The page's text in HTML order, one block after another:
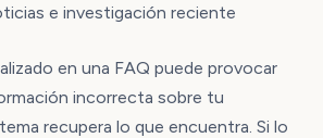
e investigación reciente
en una FAQ puede provocar
incorrecta sobre tu
recupera lo que encuentra. Si lo